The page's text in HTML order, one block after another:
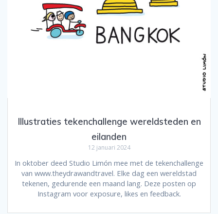
Illustraties tekenchallenge wereldsteden en
eilanden
12 januari 2024
In oktober deed Studio Limón mee met de tekenchallenge
van www.theydrawandtravel. Elke dag een wereldstad
tekenen, gedurende een maand lang. Deze posten op
Instagram voor exposure, likes en feedback.